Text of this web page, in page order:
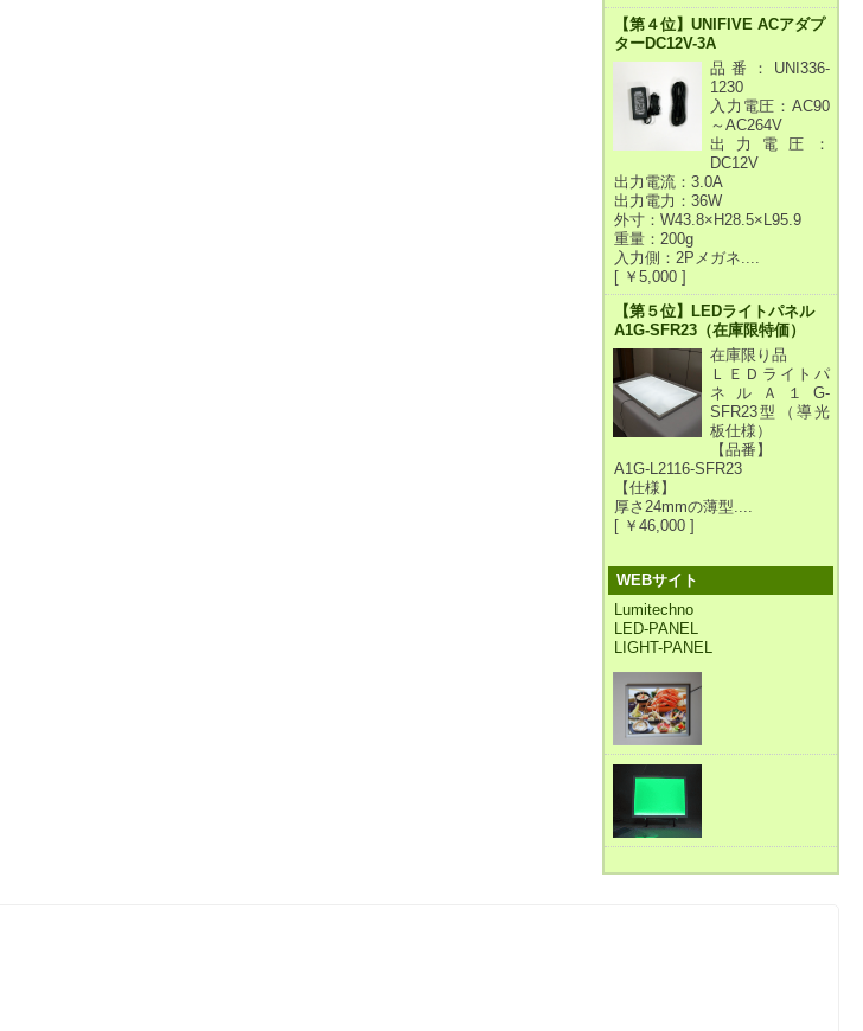
【第４位】UNIFIVE ACアダプ
ターDC12V-3A
品番：UNI336-
1230
入力電圧：AC90
～AC264V
出力電圧：
DC12V
出力電流：3.0A
出力電力：36W
外寸：W43.8×H28.5×L95.9
重量：200g
入力側：2Pメガネ....
[ ￥5,000 ]
【第５位】LEDライトパネル
A1G-SFR23（在庫限特価）
在庫限り品
ＬＥＤライトパ
ネルＡ１G-
SFR23型（導光
板仕様）
【品番】
A1G-L2116-SFR23
【仕様】
厚さ24mmの薄型....
[ ￥46,000 ]
WEBサイト
Lumitechno
LED-PANEL
LIGHT-PANEL